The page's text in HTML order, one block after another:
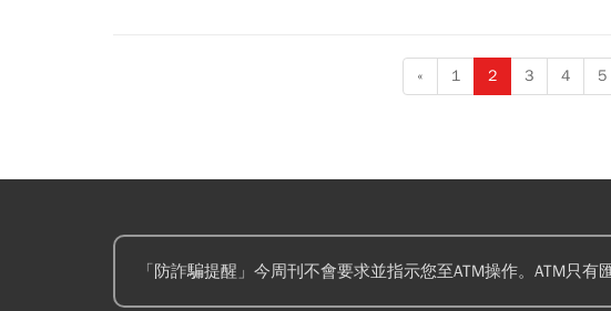
人可續抱台股科技高息ETF。
« 1 2 3 4 5
「防詐騙提醒」今周刊不會要求並指示您至ATM操作。ATM只